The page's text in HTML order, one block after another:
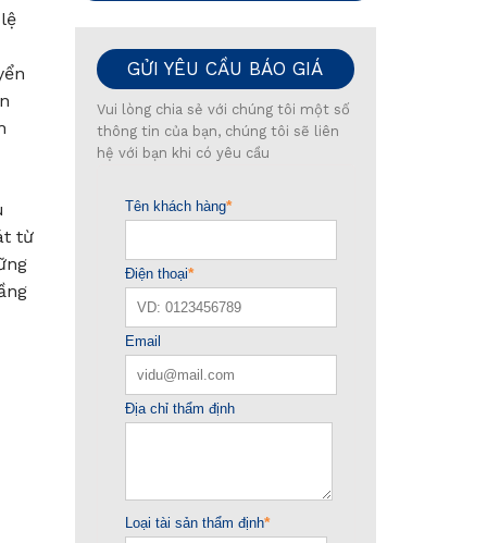
từ
GỬI YÊU CẦU BÁO GIÁ
Vui lòng chia sẻ với chúng tôi một số
thông tin của bạn, chúng tôi sẽ liên
hệ với bạn khi có yêu cầu